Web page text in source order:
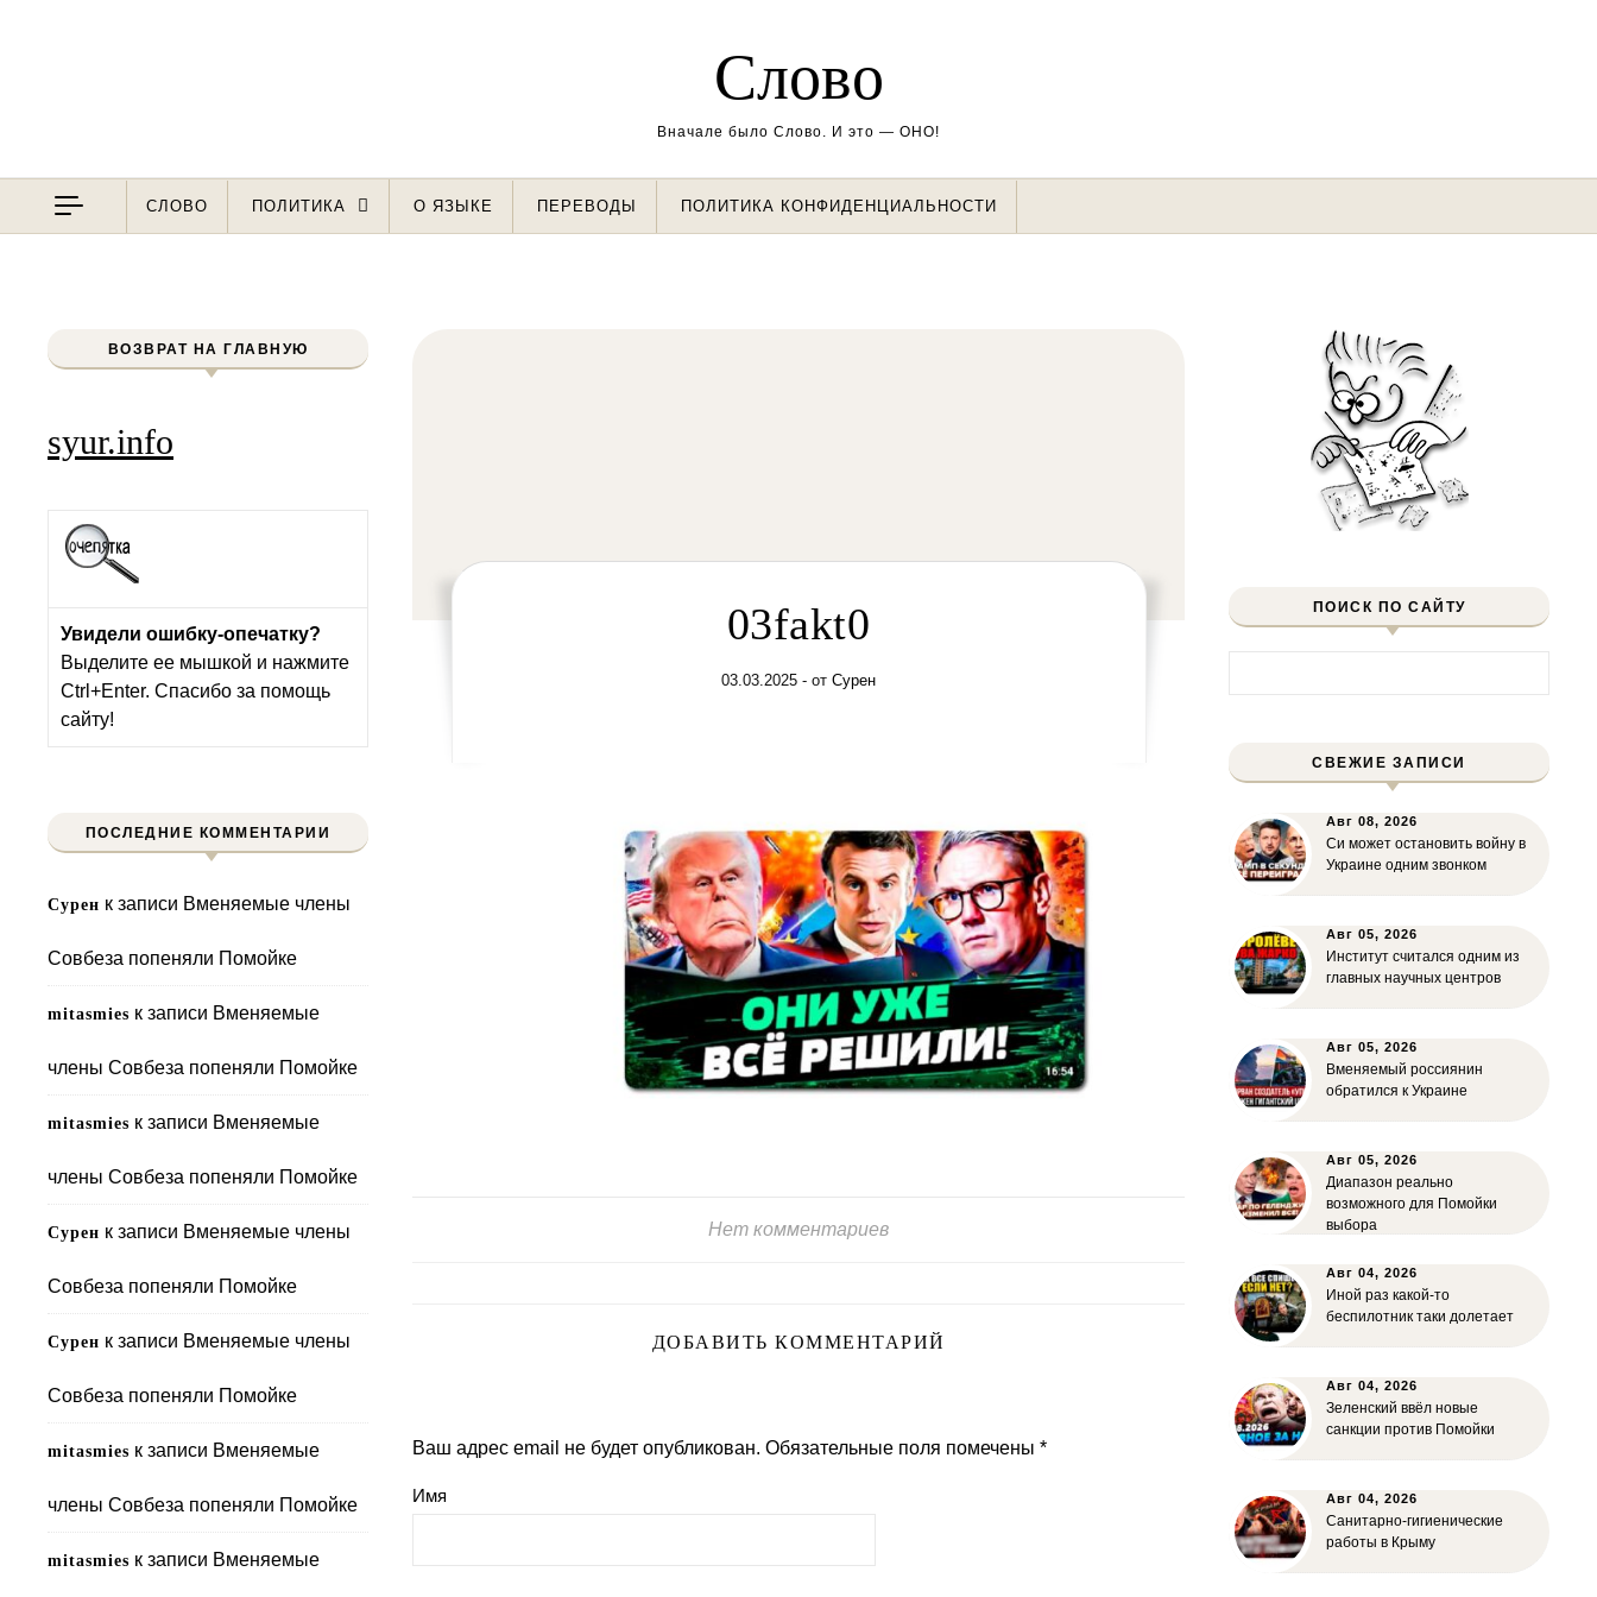
Слово
Вначале было Слово. И это — ОНО!
СЛОВО ПОЛИТИКА О ЯЗЫКЕ ПЕРЕВОДЫ ПОЛИТИКА КОНФИДЕНЦИАЛЬНОСТИ
ВОЗВРАТ НА ГЛАВНУЮ
syur.info
Увидели ошибку-опечатку?
Выделите ее мышкой и нажмите
Ctrl+Enter. Спасибо за помощь
сайту!
ПОСЛЕДНИЕ КОММЕНТАРИИ
Сурен к записи Вменяемые члены
Совбеза попеняли Помойке
mitasmies к записи Вменяемые
члены Совбеза попеняли Помойке
mitasmies к записи Вменяемые
члены Совбеза попеняли Помойке
Сурен к записи Вменяемые члены
Совбеза попеняли Помойке
Сурен к записи Вменяемые члены
Совбеза попеняли Помойке
mitasmies к записи Вменяемые
члены Совбеза попеняли Помойке
mitasmies к записи Вменяемые
03fakt0
03.03.2025 - от Сурен
Нет комментариев
ДОБАВИТЬ КОММЕНТАРИЙ
Ваш адрес email не будет опубликован. Обязательные поля помечены *
Имя
ПОИСК ПО САЙТУ
СВЕЖИЕ ЗАПИСИ
Авг 08, 2026
Си может остановить войну в
Украине одним звонком
Авг 05, 2026
Институт считался одним из
главных научных центров
Авг 05, 2026
Вменяемый россиянин
обратился к Украине
Авг 05, 2026
Диапазон реально
возможного для Помойки
выбора
Авг 04, 2026
Иной раз какой-то
беспилотник таки долетает
Авг 04, 2026
Зеленский ввёл новые
санкции против Помойки
Авг 04, 2026
Санитарно-гигиенические
работы в Крыму